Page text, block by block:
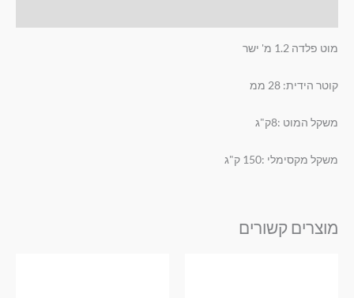
מוט פלדה 1.2 מ' ישר
קוטר הידית: 28 ממ
משקל המוט :8ק"ג
משקל מקסימלי :150 ק"ג
מוצרים קשורים